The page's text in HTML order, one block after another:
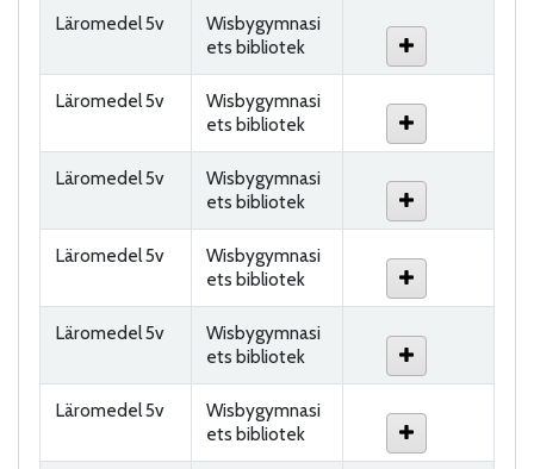
Läromedel 5v
Wisbygymnasi
ets bibliotek
Läromedel 5v
Wisbygymnasi
ets bibliotek
Läromedel 5v
Wisbygymnasi
ets bibliotek
Läromedel 5v
Wisbygymnasi
ets bibliotek
Läromedel 5v
Wisbygymnasi
ets bibliotek
Läromedel 5v
Wisbygymnasi
ets bibliotek